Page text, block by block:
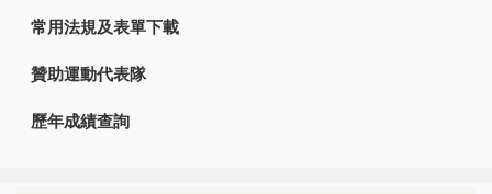
常用法規及表單下載
贊助運動代表隊
歷年成績查詢